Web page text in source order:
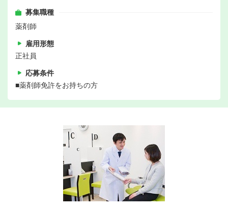
募集職種
薬剤師
雇用形態
正社員
応募条件
■薬剤師免許をお持ちの方